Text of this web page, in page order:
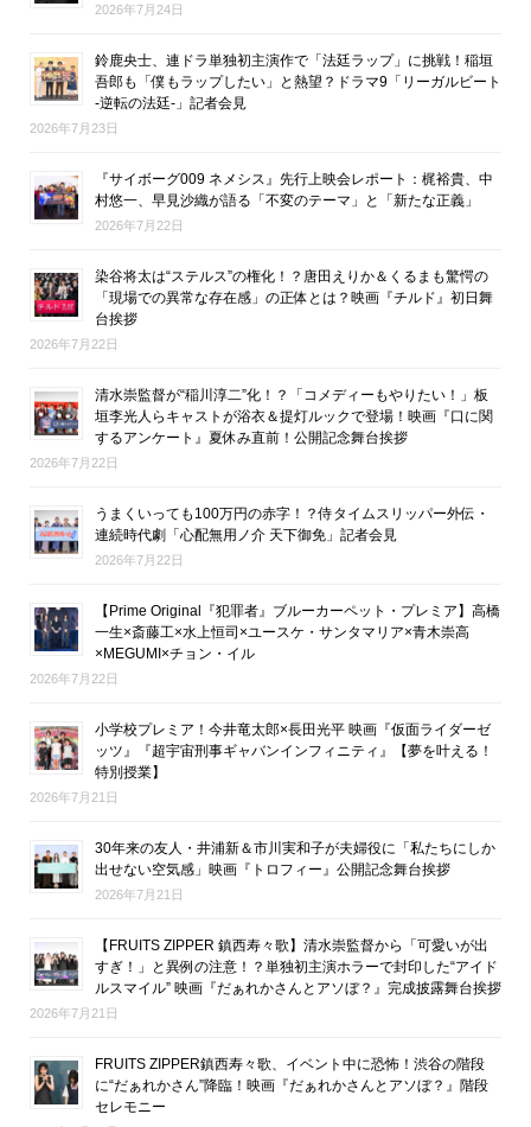
2026年7月24日
鈴鹿央士、連ドラ単独初主演作で「法廷ラップ」に挑戦！稲垣
吾郎も「僕もラップしたい」と熱望？ドラマ9「リーガルビート
-逆転の法廷-」記者会見
2026年7月23日
『サイボーグ009 ネメシス』先行上映会レポート：梶裕貴、中
村悠一、早見沙織が語る「不変のテーマ」と「新たな正義」
2026年7月22日
染谷将太は“ステルス”の権化！？唐田えりか＆くるまも驚愕の
「現場での異常な存在感」の正体とは？映画『チルド』初日舞
台挨拶
2026年7月22日
清水崇監督が“稲川淳二”化！？「コメディーもやりたい！」板
垣李光人らキャストが浴衣＆提灯ルックで登場！映画『口に関
するアンケート』夏休み直前！公開記念舞台挨拶
2026年7月22日
うまくいっても100万円の赤字！？侍タイムスリッパー外伝・
連続時代劇「心配無用ノ介 天下御免」記者会見
2026年7月22日
【Prime Original『犯罪者』ブルーカーペット・プレミア】高橋
一生×斎藤工×水上恒司×ユースケ・サンタマリア×青木崇高
×MEGUMI×チョン・イル
2026年7月22日
小学校プレミア！今井竜太郎×長田光平 映画『仮面ライダーゼ
ッツ』『超宇宙刑事ギャバンインフィニティ』【夢を叶える！
特別授業】
2026年7月21日
30年来の友人・井浦新＆市川実和子が夫婦役に「私たちにしか
出せない空気感」映画『トロフィー』公開記念舞台挨拶
2026年7月21日
【FRUITS ZIPPER 鎮西寿々歌】清水崇監督から「可愛いが出
すぎ！」と異例の注意！？単独初主演ホラーで封印した“アイド
ルスマイル” 映画『だぁれかさんとアソぼ？』完成披露舞台挨拶
2026年7月21日
FRUITS ZIPPER鎮西寿々歌、イベント中に恐怖！渋谷の階段
に“だぁれかさん”降臨！映画『だぁれかさんとアソぼ？』階段
セレモニー